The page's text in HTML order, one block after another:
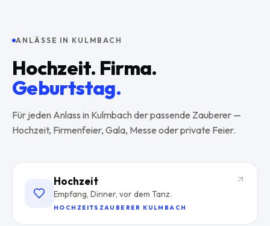
ANLÄSSE IN KULMBACH
Hochzeit. Firma.
Geburtstag.
Für jeden Anlass in Kulmbachder passende Zauberer —
Hochzeit, Firmenfeier, Gala, Messe oder private Feier.
Hochzeit
Empfang, Dinner, vor dem Tanz.
HOCHZEITSZAUBERER KULMBACH